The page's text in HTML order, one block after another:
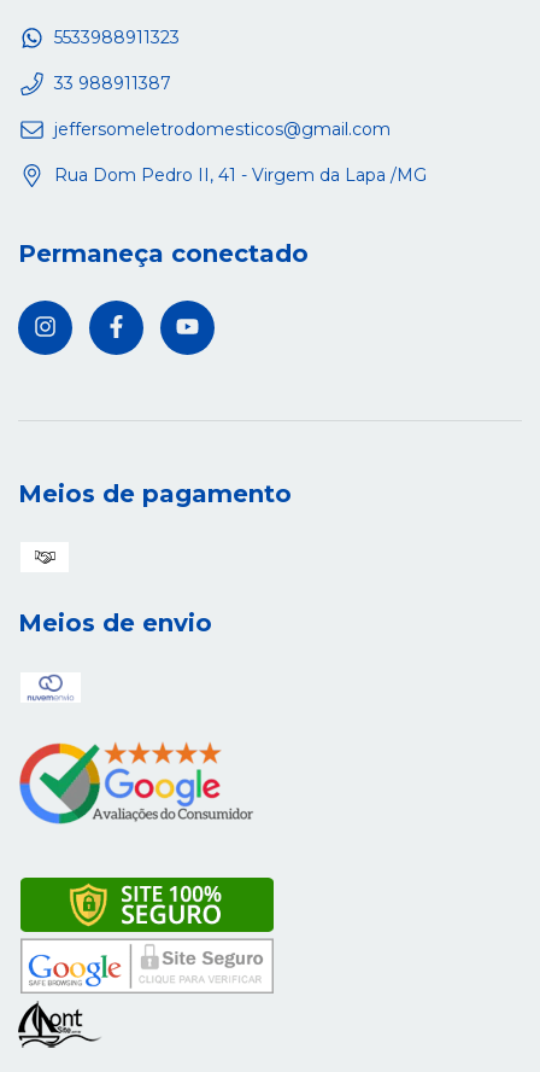
5533988911323
33 988911387
jeffersomeletrodomesticos@gmail.com
Rua Dom Pedro II, 41 - Virgem da Lapa /MG
Permaneça conectado
Meios de pagamento
Meios de envio